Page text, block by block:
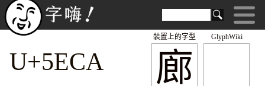
GlyphWiki
廊
裝置上的字型
U+5ECA